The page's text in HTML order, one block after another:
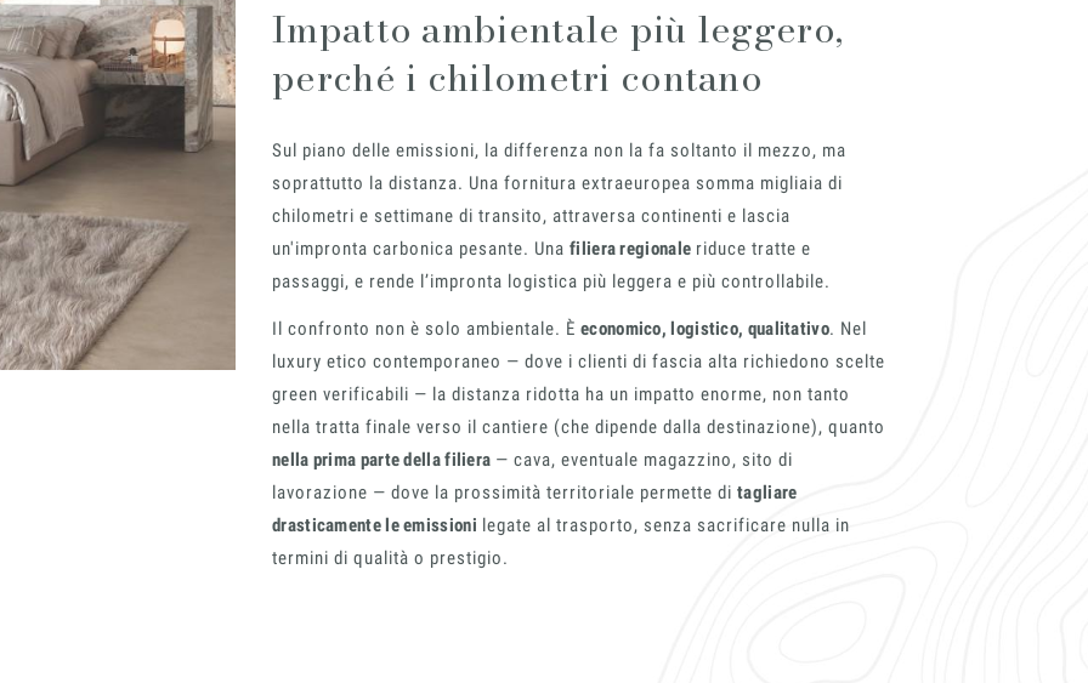
Impatto ambientale più leggero,
perché i chilometri contano
Sul piano delle emissioni, la differenza non la fa soltanto il mezzo, ma
soprattutto la distanza. Una fornitura extraeuropea somma migliaia di
chilometri e settimane di transito, attraversa continenti e lascia
un'impronta carbonica pesante. Una filiera regionale riduce tratte e
passaggi, e rende l’impronta logistica più leggera e più controllabile.
Il confronto non è solo ambientale. È economico, logistico, qualitativo. Nel
luxury etico contemporaneo — dove i clienti di fascia alta richiedono scelte
green verificabili — la distanza ridotta ha un impatto enorme, non tanto
nella tratta finale verso il cantiere (che dipende dalla destinazione), quanto
nella prima parte della filiera — cava, eventuale magazzino, sito di
lavorazione — dove la prossimità territoriale permette di tagliare
drasticamente le emissioni legate al trasporto, senza sacrificare nulla in
termini di qualità o prestigio.